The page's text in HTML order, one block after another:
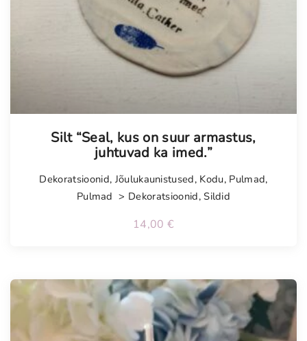
Silt “Seal, kus on suur armastus,
juhtuvad ka imed.”
Dekoratsioonid, Jõulukaunistused, Kodu, Pulmad,
Pulmad > Dekoratsioonid,Sildid
14,00 €